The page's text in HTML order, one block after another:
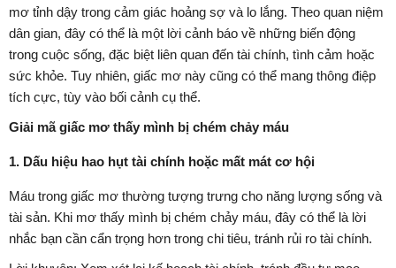
mơ tỉnh dậy trong cảm giác hoảng sợ và lo lắng. Theo quan niệm
dân gian, đây có thể là một lời cảnh báo về những biến động
trong cuộc sống, đặc biệt liên quan đến tài chính, tình cảm hoặc
sức khỏe. Tuy nhiên, giấc mơ này cũng có thể mang thông điệp
tích cực, tùy vào bối cảnh cụ thể.
Giải mã giấc mơ thấy mình bị chém chảy máu
1. Dấu hiệu hao hụt tài chính hoặc mất mát cơ hội
Máu trong giấc mơ thường tượng trưng cho năng lượng sống và
tài sản. Khi mơ thấy mình bị chém chảy máu, đây có thể là lời
nhắc bạn cần cẩn trọng hơn trong chi tiêu, tránh rủi ro tài chính.